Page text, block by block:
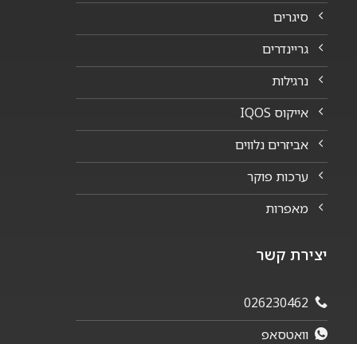
סיגרים
גריינדרים
נרגילות
אייקוס IQOS
אביזרים נלווים
ערכות פוקר
מאפרות
יצירת קשר
026230462
וואטסאפ